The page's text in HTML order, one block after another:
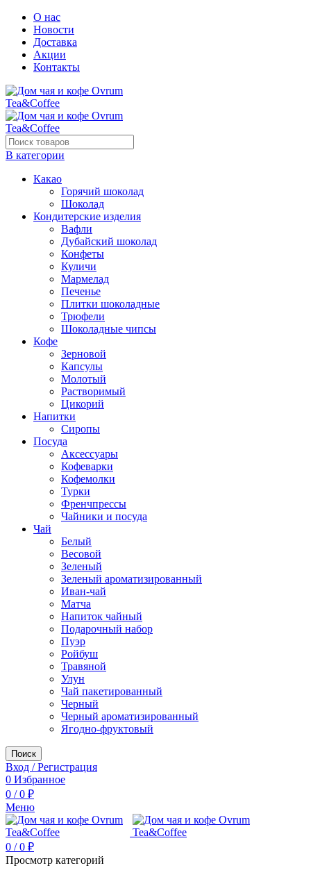
О нас
Новости
Доставка
Акции
Контакты
В категории
Какао
Горячий шоколад
Шоколад
Кондитерские изделия
Вафли
Дубайский шоколад
Конфеты
Куличи
Мармелад
Печенье
Плитки шоколадные
Трюфели
Шоколадные чипсы
Кофе
Зерновой
Капсулы
Молотый
Растворимый
Цикорий
Напитки
Сиропы
Посуда
Аксессуары
Кофеварки
Кофемолки
Турки
Френчпрессы
Чайники и посуда
Чай
Белый
Весовой
Зеленый
Зеленый ароматизированный
Иван-чай
Матча
Напиток чайный
Подарочный набор
Пуэр
Ройбуш
Травяной
Улун
Чай пакетированный
Черный
Черный ароматизированный
Ягодно-фруктовый
Поиск
Вход / Регистрация
0 Избранное
0 / 0 ₽
Меню
0 / 0 ₽
Просмотр категорий